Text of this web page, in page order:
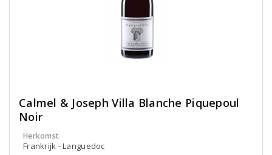
Calmel & Joseph Villa Blanche Piquepoul
Noir
Herkomst
Frankrijk - Languedoc